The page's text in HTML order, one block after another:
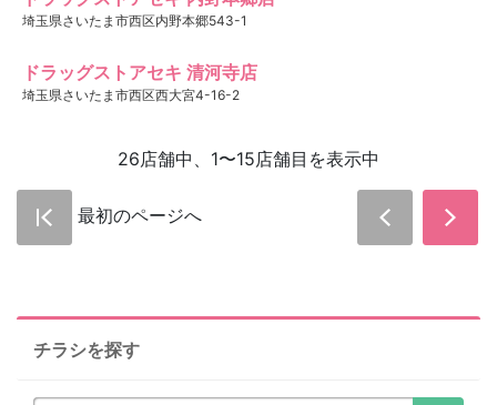
埼玉県さいたま市西区内野本郷543-1
ドラッグストアセキ 清河寺店
埼玉県さいたま市西区西大宮4-16-2
26店舗中、1〜15店舗目を表示中
最初のページへ
チラシを探す